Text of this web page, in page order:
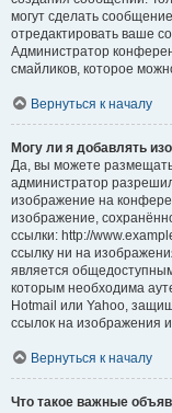
могут сделать
отредактировать ваше
Администратор
смайликов, которое
Вернуться к началу
Могу ли я добавлять
Да, вы можете
администратор
изображение на
изображение,
ссылки: http://
ссылку ни на
является
которым необходима
Hotmail или Yahoo,
ссылок на изображения
Вернуться к началу
Что такое важные